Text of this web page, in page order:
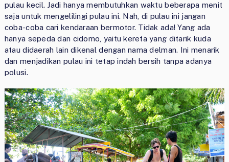
pulau kecil. Jadi hanya membutuhkan waktu beberapa menit
saja untuk mengelilingi pulau ini. Nah, di pulau ini jangan
coba-coba cari kendaraan bermotor. Tidak ada! Yang ada
hanya sepeda dan cidomo, yaitu kereta yang ditarik kuda
atau didaerah lain dikenal dengan nama delman. Ini menarik
dan menjadikan pulau ini tetap indah bersih tanpa adanya
polusi.